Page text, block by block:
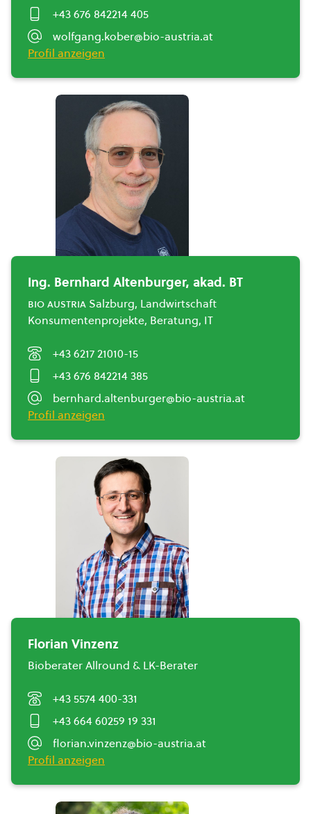
+43 676 842214 405
wolfgang.kober@bio-austria.at
Profil anzeigen
Ing. Bernhard Altenburger, akad. BT
bio austria Salzburg, Landwirtschaft
Konsumentenprojekte, Beratung, IT
+43 6217 21010-15
+43 676 842214 385
bernhard.altenburger@bio-austria.at
Profil anzeigen
Florian Vinzenz
Bioberater Allround & LK-Berater
+43 5574 400-331
+43 664 60259 19 331
florian.vinzenz@bio-austria.at
Profil anzeigen